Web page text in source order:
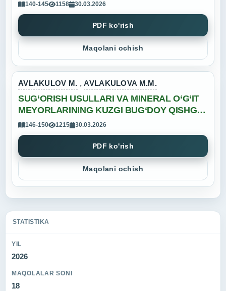
140-145 1158 30.03.2026
PDF ko'rish
Maqolani ochish
AVLAKULOV M. ,AVLAKULOVA M.M.
SUG‘ORISH USULLARI VA MINERAL O‘G‘IT
MEYORLARINING KUZGI BUG‘DOY QISHGA
CHIDAMLILIGIGA TAʼSIRI
146-150 1215 30.03.2026
PDF ko'rish
Maqolani ochish
STATISTIKA
YIL
2026
MAQOLALAR SONI
18